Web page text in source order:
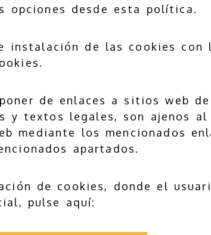
opciones desde esta política.
instalación de las cookies con
de enlaces a sitios web
y textos legales, son ajenos
mediante los mencionados
apartados.
de cookies, donde el
pulse aquí: